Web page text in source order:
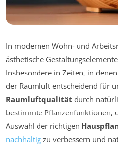
In modernen Wohn- und
ästhetische
Insbesondere in Zeiten, in
der Raumluft entscheidend für
Raumluftqualität durch
bestimmte Pflanzenfunktionen,
Auswahl der richtigen
nachhaltig zu verbessern und